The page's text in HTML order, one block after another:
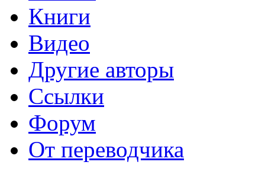
Книги
Видео
Другие авторы
Ссылки
Форум
От переводчика